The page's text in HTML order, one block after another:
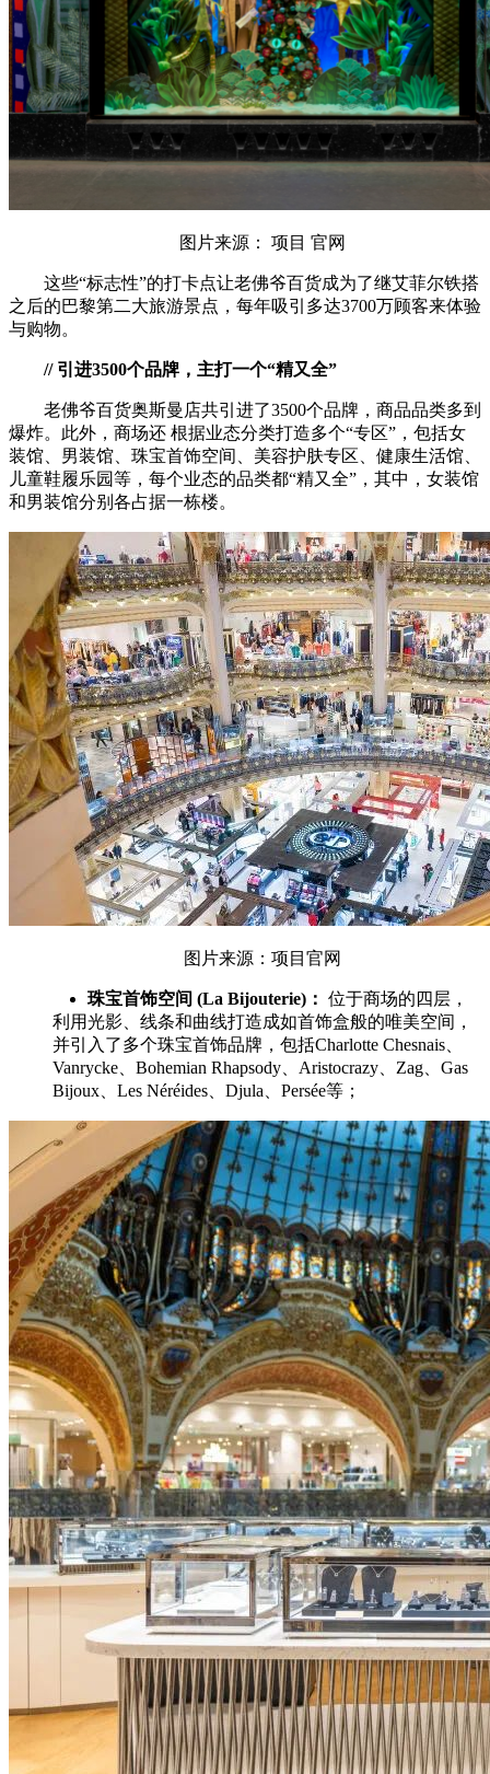
图片来源： 项目 官网
这些“标志性”的打卡点让老佛爷百货成为了继艾菲尔铁搭
之后的巴黎第二大旅游景点，每年吸引多达3700万顾客来体验
与购物。
// 引进3500个品牌，主打一个“精又全”
老佛爷百货奥斯曼店共引进了3500个品牌，商品品类多到
爆炸。此外，商场还 根据业态分类打造多个“专区”，包括女
装馆、男装馆、珠宝首饰空间、美容护肤专区、健康生活馆、
儿童鞋履乐园等，每个业态的品类都“精又全”，其中，女装馆
和男装馆分别各占据一栋楼。
图片来源：项目官网
珠宝首饰空间 (La Bijouterie)： 位于商场的四层，
利用光影、线条和曲线打造成如首饰盒般的唯美空间，
并引入了多个珠宝首饰品牌，包括Charlotte Chesnais、
Vanrycke、Bohemian Rhapsody、Aristocrazy、Zag、Gas
Bijoux、Les Néréides、Djula、Persée等；